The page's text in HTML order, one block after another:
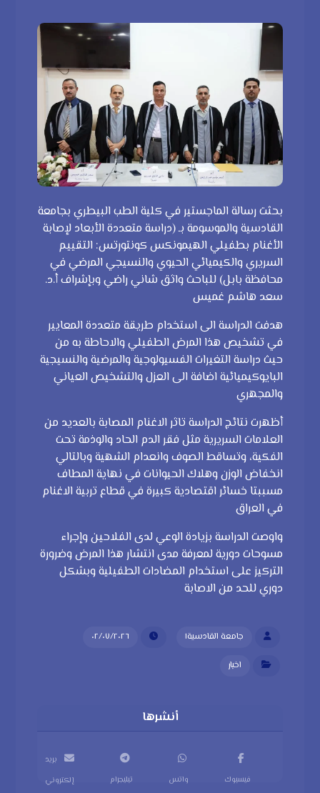
بحثت رسالة الماجستير في كلية الطب البيطري بجامعة
القادسية والموسومة بـ (دراسة متعددة الأبعاد لإصابة
الأغنام بطفيلي الهيمونكس كونتورتس: التقييم
السريري والكيميائي الحيوي والنسيجي المرضي في
محافظة بابل) للباحث واثق شاني راضي وبإشراف أ.د.
سعد هاشم غميس
هدفت الدراسة الى استخدام طريقة متعددة المعايير
في تشخيص هذا المرض الطفيلي والاحاطة به من
حيث دراسة التغيرات الفسيولوجية والمرضية والنسيجية
البايوكيميائية اضافة الى العزل والتشخيص العياني
والمجهري
أظهرت نتائج الدراسة تاثر الاغنام المصابة بالعديد من
العلامات السريرية مثل فقر الدم الحاد والوذمة تحت
الفكية، وتساقط الصوف وانعدام الشهية وبالتالي
انخفاض الوزن وهلاك الحيوانات في نهاية المطاف
مسببتا خسائر اقتصادية كبيرة في قطاع تربية الاغنام
في العراق
واوصت الدراسة بزيادة الوعي لدى الفلاحين وإجراء
مسوحات دورية لمعرفة مدى انتشار هذا المرض وضرورة
التركيز على استخدام المضادات الطفيلية وبشكل
دوري للحد من الاصابة
جامعة القادسية١ ٠٢/٠٧/٢٠٢٦
اخبار
فيسبوك
واتس
تيليجرام
بريد
إلكتروني